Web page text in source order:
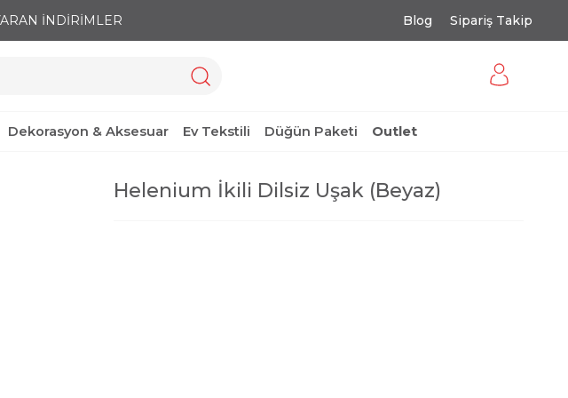
İNDİRİMLER Blog Sipariş Takip
Dekorasyon & Aksesuar Ev Tekstili Düğün Paketi Outlet
Helenium İkili Dilsiz Uşak (Beyaz)